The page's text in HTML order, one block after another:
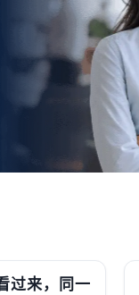
过来，同一